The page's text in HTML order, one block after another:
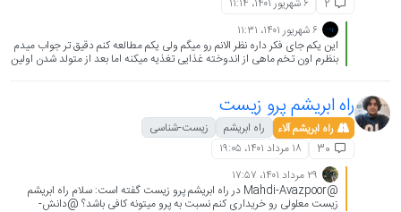
2
۶ شهریور ۱۴۰۱،‏ ۱۱:۱۴
۶ شهریور ۱۴۰۱،‏ ۱۱:۳۱
این یکم جای فکر داره نظر الانم رو میگم ولی یکم مطالعه کنم دقیق تر جواب میدم
بنظرم اون تخم ماهی از اندوخته غذایی تغذیه میکنه اما بعد از متولد شدن اولین
راه ابریشم پرو زیست
راه ابریشم آلاء راه ابریشم
زیست-شناسی
30
۱۸ مرداد ۱۴۰۱،‏ ۱۹:۰۵
۲۹ مرداد ۱۴۰۱،‏ ۱۷:۵۷
@Mahdi-Avazpoor در راه ابریشم پرو زیست گفته است: سلام راه ابریشم
زیست معلولی رو خریداری کنم نسبت به پرو میتونه کافی باشد؟ @دانش-